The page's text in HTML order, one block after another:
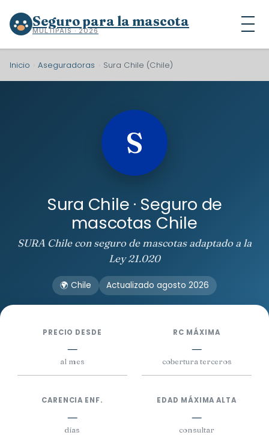
Seguro para la mascota
MULTIPAÍS · 2026
Inicio Aseguradoras Sura Chile (Chile)
S
Sura Chile · Seguro de
mascotas Chile
SURA Chile con seguro de mascotas adaptado a la
Ley 21.020
🌍 Chile Actualizado agosto 2026
PRECIO DESDE
—
al mes
RC MÁXIMA
—
cobertura terceros
CARENCIA ENF.
—
días
EDAD MÁXIMA ALTA
—
consultar